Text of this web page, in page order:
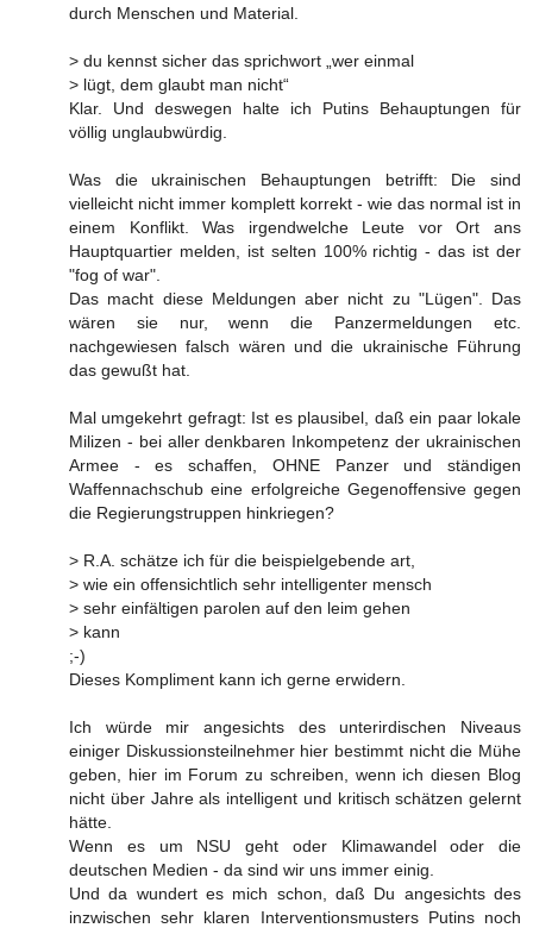
durch Menschen und Material.
> du kennst sicher das sprichwort „wer einmal
> lügt, dem glaubt man nicht“
Klar. Und deswegen halte ich Putins Behauptungen für
völlig unglaubwürdig.
Was die ukrainischen Behauptungen betrifft: Die sind
vielleicht nicht immer komplett korrekt - wie das normal ist in
einem Konflikt. Was irgendwelche Leute vor Ort ans
Hauptquartier melden, ist selten 100% richtig - das ist der
"fog of war".
Das macht diese Meldungen aber nicht zu "Lügen". Das
wären sie nur, wenn die Panzermeldungen etc.
nachgewiesen falsch wären und die ukrainische Führung
das gewußt hat.
Mal umgekehrt gefragt: Ist es plausibel, daß ein paar lokale
Milizen - bei aller denkbaren Inkompetenz der ukrainischen
Armee - es schaffen, OHNE Panzer und ständigen
Waffennachschub eine erfolgreiche Gegenoffensive gegen
die Regierungstruppen hinkriegen?
> R.A. schätze ich für die beispielgebende art,
> wie ein offensichtlich sehr intelligenter mensch
> sehr einfältigen parolen auf den leim gehen
> kann
;-)
Dieses Kompliment kann ich gerne erwidern.
Ich würde mir angesichts des unterirdischen Niveaus
einiger Diskussionsteilnehmer hier bestimmt nicht die Mühe
geben, hier im Forum zu schreiben, wenn ich diesen Blog
nicht über Jahre als intelligent und kritisch schätzen gelernt
hätte.
Wenn es um NSU geht oder Klimawandel oder die
deutschen Medien - da sind wir uns immer einig.
Und da wundert es mich schon, daß Du angesichts des
inzwischen sehr klaren Interventionsmusters Putins noch